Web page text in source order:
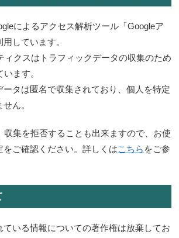
によるアクセス解析ツール「Googleア
しています。
ィクスはトラフィックデータの収集のため
ます。
ータは匿名で収集されており、個人を特定
ん。
収集を拒否することも出来ますので、お使
をご確認ください。詳しくはこちら をご参
ている情報についての著作権は放棄してお